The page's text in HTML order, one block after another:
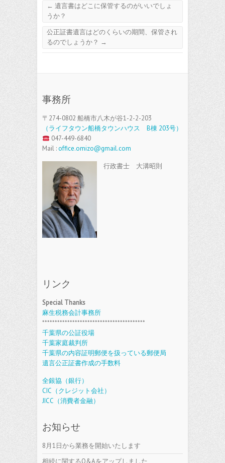
← 遺言書はどこに保管するのがいいでしょ
うか？
公正証書遺言はどのくらいの期間、保管され
るのでしょうか？ →
事務所
〒274-0802 船橋市八木が谷1-2-2-203
（ライフタウン船橋タウンハウス B棟 203号）
047-449-6840
Mail :office.omizo@gmail.com
行政書士 大溝昭則
リンク
Special Thanks
麻生税務会計事務所
*****************************************
千葉県の公証役場
千葉家庭裁判所
千葉県の内容証明郵便を扱っている郵便局
遺言公正証書作成の手数料
全銀協（銀行）
CIC（クレジット会社）
JICC（消費者金融）
お知らせ
8月1日から業務を開始いたします